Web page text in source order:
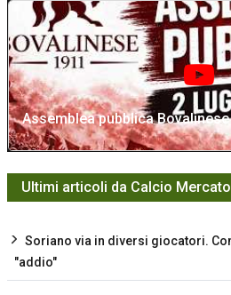
Assemblea pubblica
Ultimi articoli da Calcio Mercato
Soriano via in diversi giocatori.
"addio"